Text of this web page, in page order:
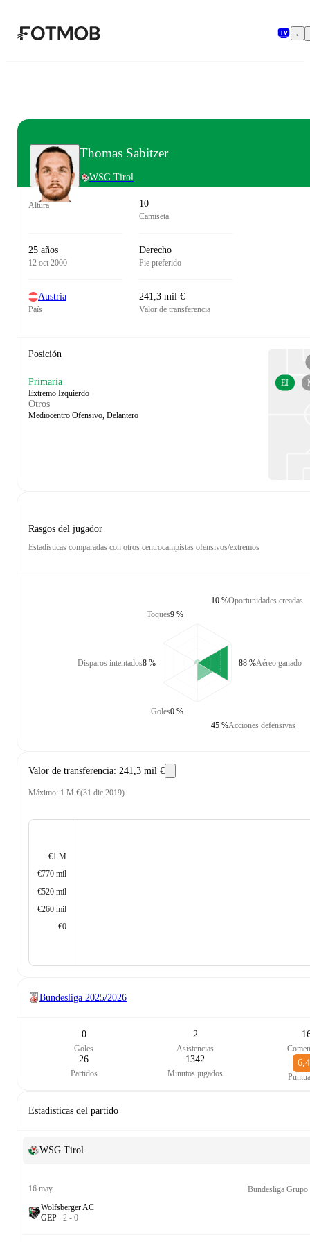
Thomas Sabitzer
WSG Tirol
Altura 10
Camiseta
25 años
12 oct 2000
Derecho
Pie preferido
Austria
País
241,3 mil €
Valor de transferencia
Posición
Primaria
Extremo Izquierdo
Otros
Mediocentro Ofensivo, Delantero
EI
Rasgos del jugador
Estadísticas comparadas con otros centrocampistas ofensivos/extremos
Toques9 %
Disparos intentados8 %
Goles0 %
Oportunidades creadas
10 %
Aéreo ganado
88 %
Acciones defensivas
45 %
Valor de transferencia: 241,3 mil €
Máximo: 1 M €(31 dic 2019)
€1 M
€770 mil
€520 mil
€260 mil
€0
Bundesliga 2025/2026
0
Goles
2
Asistencias
26
Partidos
1342
Minutos jugados
Estadísticas del partido
WSG Tirol
16 may
Bundesliga Grupo
Wolfsberger AC
GEP 2 - 0